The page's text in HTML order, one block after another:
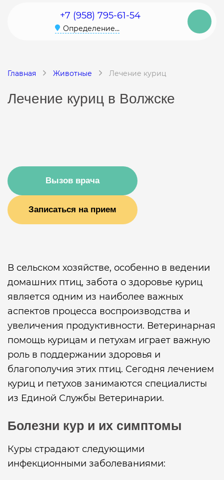
+7 (958) 795-61-54
Определение...
Главная Животные Лечение куриц
Лечение куриц в Волжске
Вызов врача
Записаться на прием
В сельском хозяйстве, особенно в ведении
домашних птиц, забота о здоровье куриц
является одним из наиболее важных
аспектов процесса воспроизводства и
увеличения продуктивности. Ветеринарная
помощь курицам и петухам играет важную
роль в поддержании здоровья и
благополучия этих птиц. Сегодня лечением
куриц и петухов занимаются специалисты
из Единой Службы Ветеринарии.
Болезни кур и их симптомы
Куры страдают следующими
инфекционными заболеваниями: